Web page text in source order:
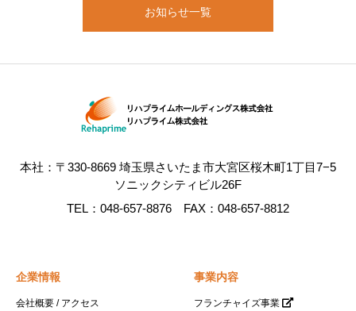
お知らせ一覧
本社：〒330-8669 埼玉県さいたま市大宮区桜木町1丁目7−5
ソニックシティビル26F
TEL：048-657-8876 FAX：048-657-8812
企業情報
会社概要 / アクセス
事業内容
フランチャイズ事業